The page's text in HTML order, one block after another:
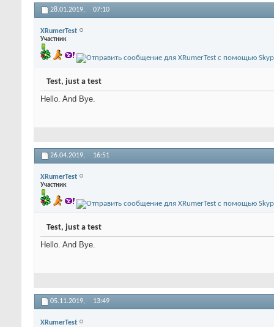
28.01.2019, 07:10
XRumerTest
Участник
Test, just a test
Hello. And Bye.
26.04.2019, 16:51
XRumerTest
Участник
Test, just a test
Hello. And Bye.
05.11.2019, 13:49
XRumerTest